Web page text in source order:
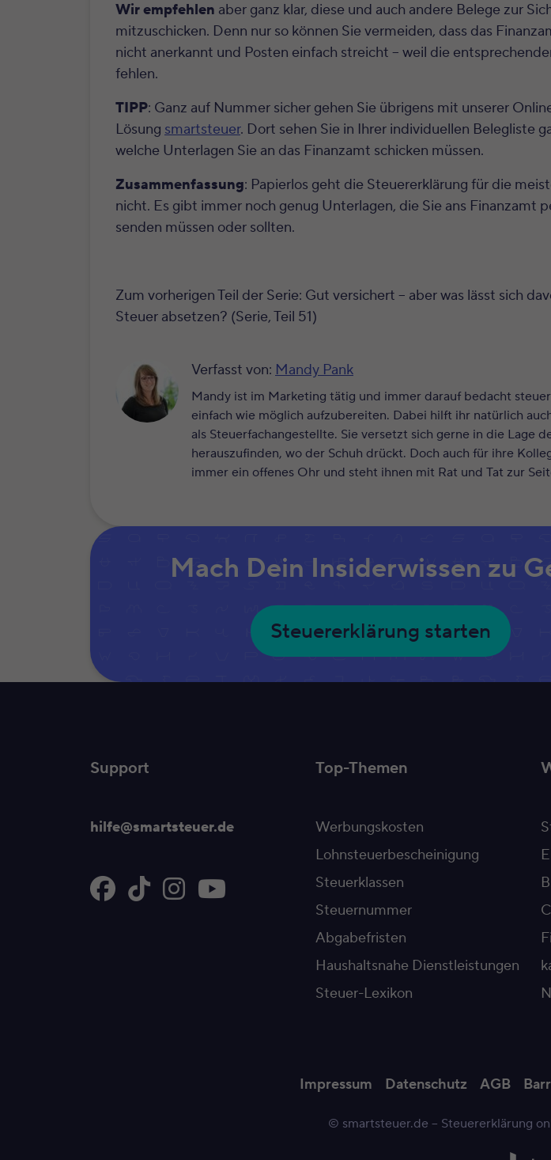
Wir empfehlen aber ganz klar, diese und auch andere Belege zur
mitzuschicken. Denn nur so können Sie vermeiden, dass das
nicht anerkannt und Posten einfach streicht – weil die
fehlen.
TIPP: Ganz auf Nummer sicher gehen Sie übrigens mit unserer
Lösung smartsteuer. Dort sehen Sie in Ihrer individuellen Belegliste
welche Unterlagen Sie an das Finanzamt schicken müssen.
Zusammenfassung: Papierlos geht die Steuererklärung für die
nicht. Es gibt immer noch genug Unterlagen, die Sie ans Finanzamt
senden müssen oder sollten.
Zum vorherigen Teil der Serie: Gut versichert – aber was lässt sich
Steuer absetzen? (Serie, Teil 51)
Verfasst von: Mandy Pank
Mandy ist im Marketing tätig und immer darauf bedacht
einfach wie möglich aufzubereiten. Dabei hilft ihr natürlich
als Steuerfachangestellte. Sie versetzt sich gerne in die Lage
herauszufinden, wo der Schuh drückt. Doch auch für ihre
immer ein offenes Ohr und steht ihnen mit Rat und Tat zur
Mach Dein Insiderwissen zu
Steuererklärung starten
Support
hilfe@smartsteuer.de
Top-Themen
Werbungskosten
Lohnsteuerbescheinigung
Steuerklassen
Steuernummer
Abgabefristen
Haushaltsnahe Dienstleistungen
Steuer-Lexikon
Impressum Datenschutz AGB
© smartsteuer.de – Steuererklärung